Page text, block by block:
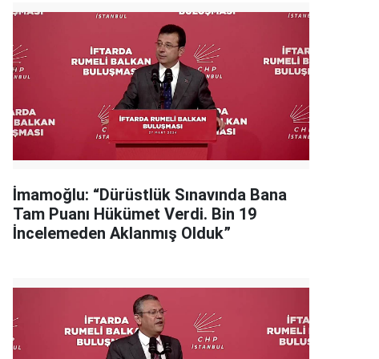
İmamoğlu: “Dürüstlük Sınavında Bana
Tam Puanı Hükümet Verdi. Bin 19
İncelemeden Aklanmış Olduk”